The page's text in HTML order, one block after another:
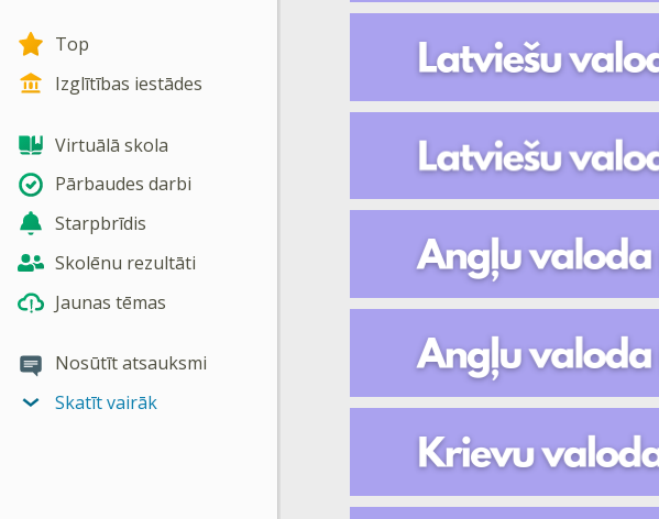
Top
Izglītības iestādes
Virtuālā skola
Pārbaudes darbi
Starpbrīdis
Skolēnu rezultāti
Jaunas tēmas
Nosūtīt atsauksmi
Skatīt vairāk